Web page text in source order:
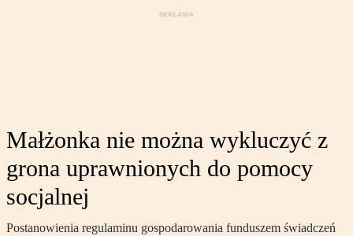
Małżonka nie można wykluczyć z
grona uprawnionych do pomocy
socjalnej
Postanowienia regulaminu gospodarowania funduszem świadczeń